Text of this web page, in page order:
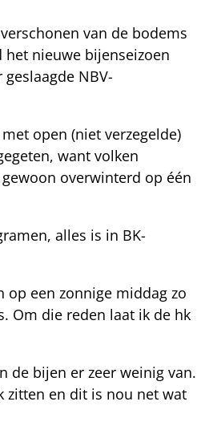
van de bodems
het nieuwe bijenseizoen
NBV-
open (niet verzegelde)
want volken
overwinterd op één
alles is in BK-
op een zonnige middag zo
Om die reden laat ik de hk
de bijen er zeer weinig van.
zitten en dit is nou net wat